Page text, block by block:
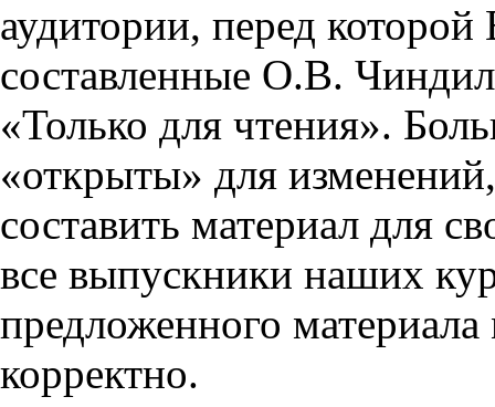
аудитории, перед
составленные О.В.
«Только для чтения».
«открыты» для
составить материал для
все выпускники наших
предложенного
корректно.